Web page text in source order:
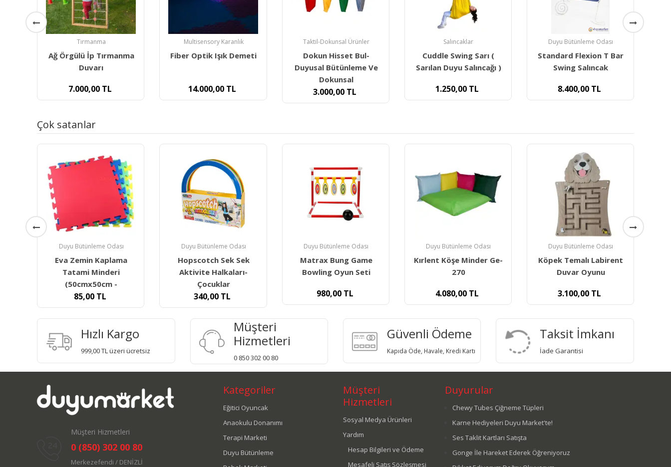
Multisensory Karanlık
Fiber Optik Işık Demeti
14.000,00 TL
Taktil-Dokunsal Ürünler
Dokun Hisset Bul-
3.000,00TL
Salıncaklar
Cuddle Swing Sarı (
Sarılan Duyu Salıncağı )
1.250,00 TL
Duyu Bütünleme Odası
Standard Flexion T Bar
Swing Salıncak
8.400,00 TL
Tırmanma
Ağ Örgülü İp Tırmanma
Duvarı
7.000,00 TL
Çok satanlar
Duyu Bütünleme Odası
Hopscotch Sek Sek
Aktivite Halkaları-
Çocuklar
340,00 TL
Duyu Bütünleme Odası
Matrax Bung Game
Bowling Oyun Seti
980,00 TL
Duyu Bütünleme Odası
Kırlent Köşe Minder Ge-
270
4.080,00TL
Duyu Bütünleme Odası
Köpek Temalı Labirent
Duvar Oyunu
3.100,00 TL
Duyu Bütünleme Odası
Stepping Stone - Dikenli
Denge Taşı - Kırmızı
375,00TL
Hızlı Kargo
999,00 TL üzeri ücretsiz
Müşteri
Hizmetleri
0 850 302 00 80
Güvenli Ödeme
Kapıda Öde, Havale, Kredi Kartı
Taksit İmkanı
İade Garantisi
Müşteri Hizmetleri
0 (850) 302 00 80
Merkezefendi / DENİZLİ
Kategoriler
Eğitici Oyuncak
Anaokulu Donanımı
Terapi Marketi
Duyu Bütünleme
Müşteri
Hizmetleri
Sosyal Medya Ürünleri
Yardım
Hesap Bilgileri ve Ödeme
Mesafeli Satış Sözleşmesi
Duyurular
Chewy Tubes Çiğneme Tüpleri
Karne Hediyeleri Duyu Market'te!
Ses Taklit Kartları Satışta
Gonge İle Hareket Ederek Öğreniyoruz